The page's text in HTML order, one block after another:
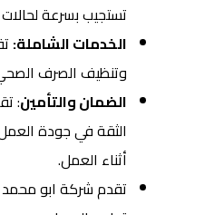
تستجيب بسرعة
الخدمات الشاملة:
وتنظيف الصرف
الضمان والتأمين:
الثقة في جودة
أثناء العمل.
تقدم شركة ابو محمد